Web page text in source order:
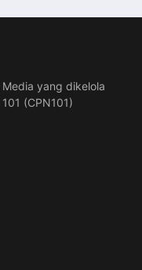
yang dikelola
(CPN101)